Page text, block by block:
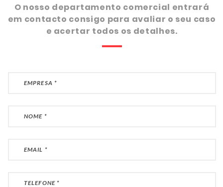
O nosso departamento comercial entrará
em contacto consigo para avaliar o seu caso
e acertar todos os detalhes.